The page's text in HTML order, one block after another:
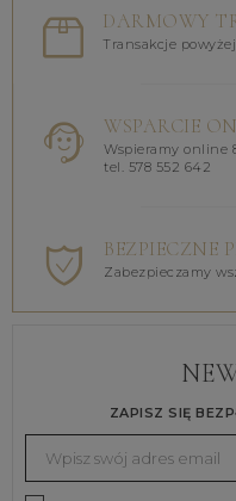
DARMOWY
Transakcje
WSPARCIE
Wspieramy online
tel. 578 552 642
BEZPIECZNE
Zabezpieczamy
ZAPISZ SIĘ